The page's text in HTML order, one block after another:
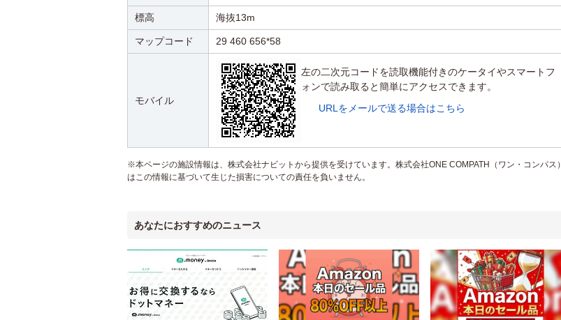
標高 海抜13m
マップコード 29 460 656*58
モバイル
左の二次元コードを読取機能付きのケータイやスマートフ
ォンで読み取ると簡単にアクセスできます。
URLをメールで送る場合はこちら
※本ページの施設情報は、株式会社ナビットから提供を受けています。株式会社ONE COMPATH（ワン・コンパス）
はこの情報に基づいて生じた損害についての責任を負いません。
あなたにおすすめのニュース